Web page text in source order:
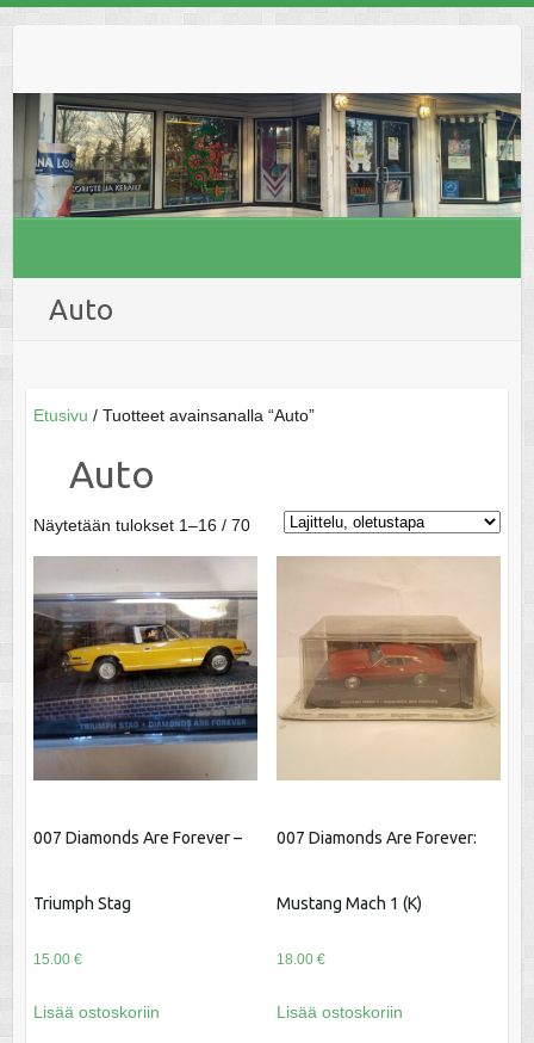
Auto
Etusivu / Tuotteet avainsanalla “Auto”
Auto
Näytetään tulokset 1–16 / 70
007 Diamonds Are Forever –
Triumph Stag
15.00 €
Lisää ostoskoriin
007 Diamonds Are Forever:
Mustang Mach 1 (K)
18.00 €
Lisää ostoskoriin